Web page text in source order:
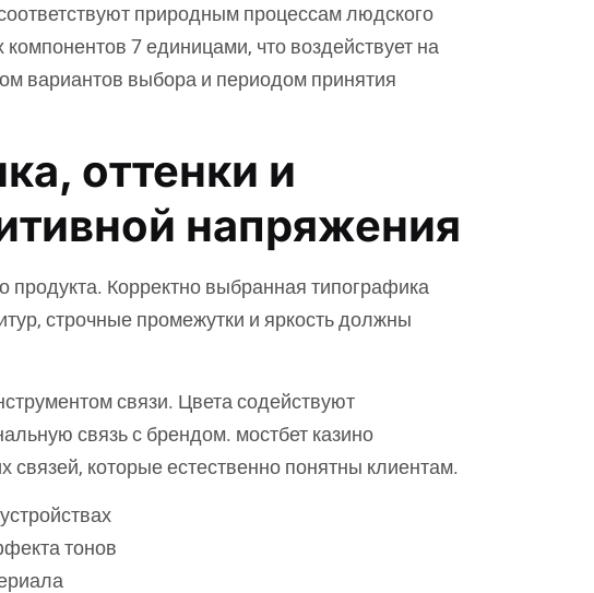
природным процессам людского
7 единицами, что воздействует на
вариантов выбора и периодом принятия
оттенки и
напряжения
продукта. Корректно выбранная типографика
строчные промежутки и яркость должны
связи. Цвета содействуют
связь с брендом. мостбет казино
которые естественно понятны клиентам.
тонов